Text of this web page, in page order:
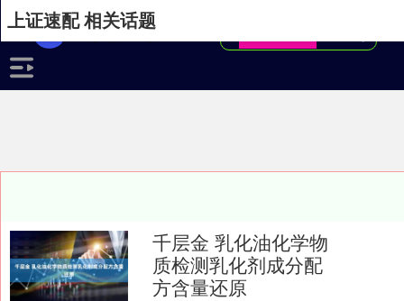
上证速配 相关话题
千层金 乳化油化学物
质检测乳化剂成分配
方含量还原